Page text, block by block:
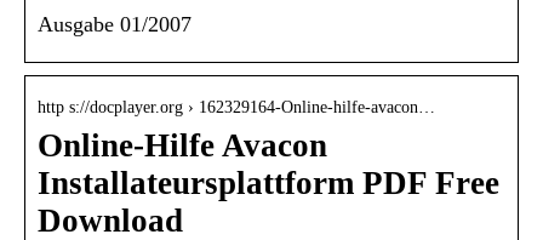
Ausgabe 01/2007
http s://docplayer.org › 162329164-Online-hilfe-avacon…
Online-Hilfe Avacon
Installateursplattform PDF Free
Download